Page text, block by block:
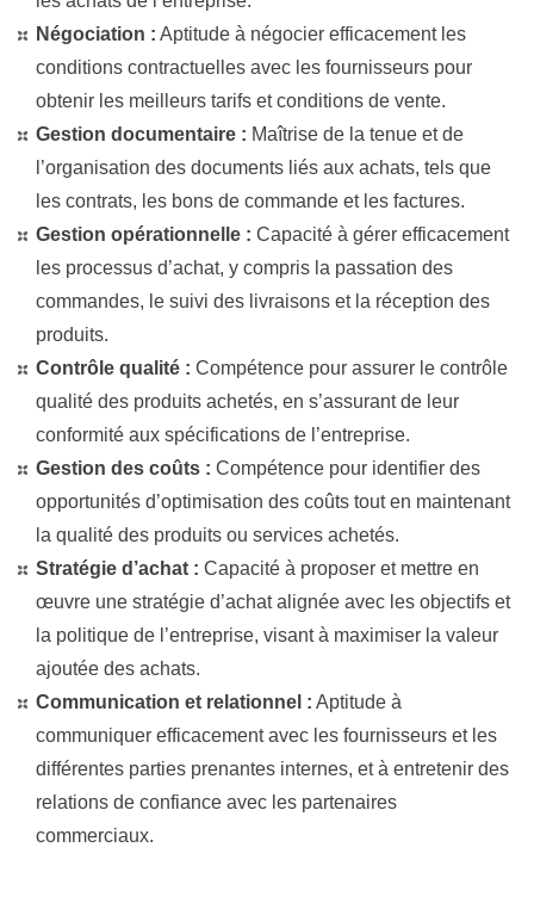
Négociation : Aptitude à négocier efficacement les
conditions contractuelles avec les fournisseurs pour
obtenir les meilleurs tarifs et conditions de vente.
Gestion documentaire : Maîtrise de la tenue et de
l’organisation des documents liés aux achats, tels que
les contrats, les bons de commande et les factures.
Gestion opérationnelle : Capacité à gérer efficacement
les processus d’achat, y compris la passation des
commandes, le suivi des livraisons et la réception des
produits.
Contrôle qualité : Compétence pour assurer le contrôle
qualité des produits achetés, en s’assurant de leur
conformité aux spécifications de l’entreprise.
Gestion des coûts : Compétence pour identifier des
opportunités d’optimisation des coûts tout en maintenant
la qualité des produits ou services achetés.
Stratégie d’achat : Capacité à proposer et mettre en
œuvre une stratégie d’achat alignée avec les objectifs et
la politique de l’entreprise, visant à maximiser la valeur
ajoutée des achats.
Communication et relationnel : Aptitude à
communiquer efficacement avec les fournisseurs et les
différentes parties prenantes internes, et à entretenir des
relations de confiance avec les partenaires
commerciaux.